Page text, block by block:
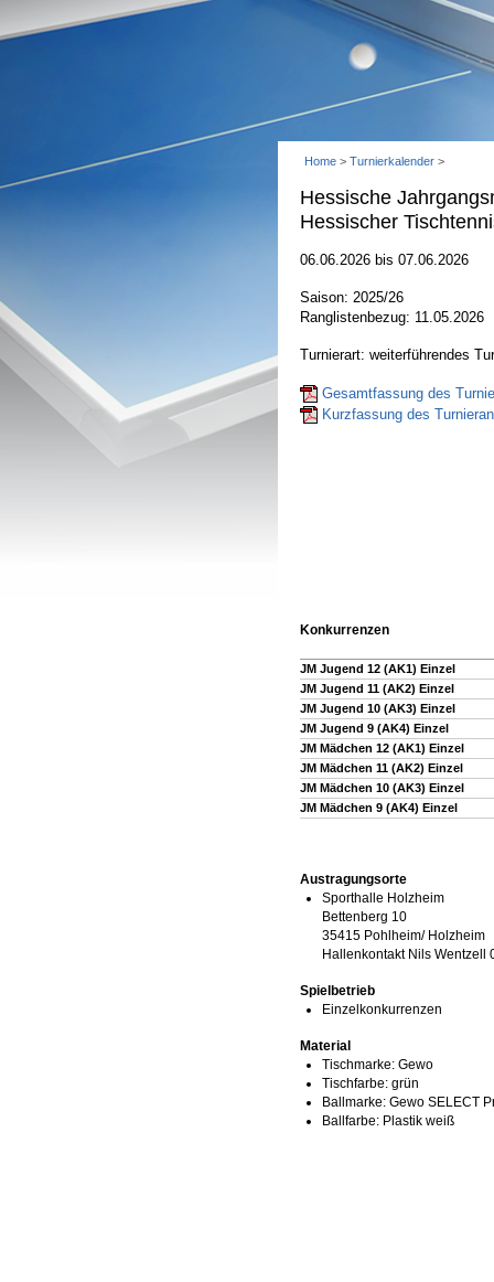
Home > Turnierkalender >
Hessische
Hessischer
06.06.2026 bis 07.06.2026
Saison: 2025/26
Ranglistenbezug: 11.05.2026
Turnierart: weiterführendes
Gesamtfassung des
Kurzfassung des
Konkurrenzen
JM Jugend 12 (AK1) Einzel
JM Jugend 11 (AK2) Einzel
JM Jugend 10 (AK3) Einzel
JM Jugend 9 (AK4) Einzel
JM Mädchen 12 (AK1) Einzel
JM Mädchen 11 (AK2) Einzel
JM Mädchen 10 (AK3) Einzel
JM Mädchen 9 (AK4) Einzel
Austragungsorte
Sporthalle Holzheim
Bettenberg 10
35415 Pohlheim/ Holzheim
Hallenkontakt Nils Wentzell
Spielbetrieb
Einzelkonkurrenzen
Material
Tischmarke: Gewo
Tischfarbe: grün
Ballmarke: Gewo SELECT
Ballfarbe: Plastik weiß